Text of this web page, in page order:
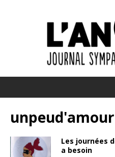
unpeud'amour
Les journées
a besoin